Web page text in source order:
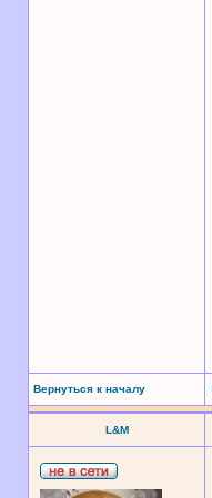
Вернуться к началу
L&M